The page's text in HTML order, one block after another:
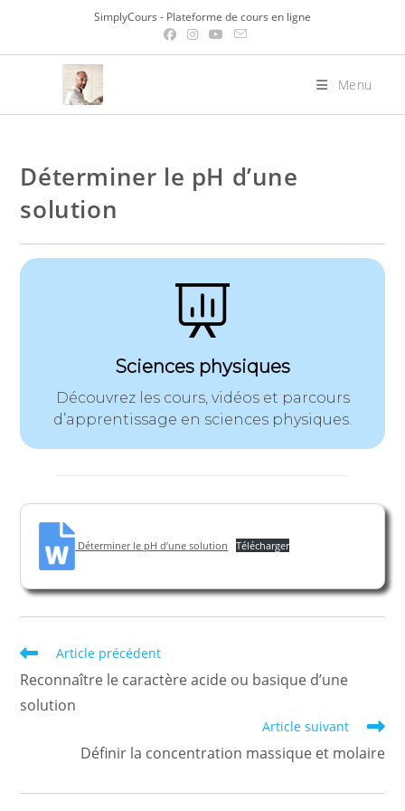
content
SimplyCours - Plateforme de cours en ligne
Menu
Déterminer le pH d’une
solution
Sciences physiques
Découvrez les cours, vidéos et parcours
d’apprentissage en sciences physiques.
Déterminer le pH d’une solution Télécharger
Read
articles
Article précédent
Reconnaître le caractère acide ou basique d’une
solution
Article suivant
Définir la concentration massique et molaire